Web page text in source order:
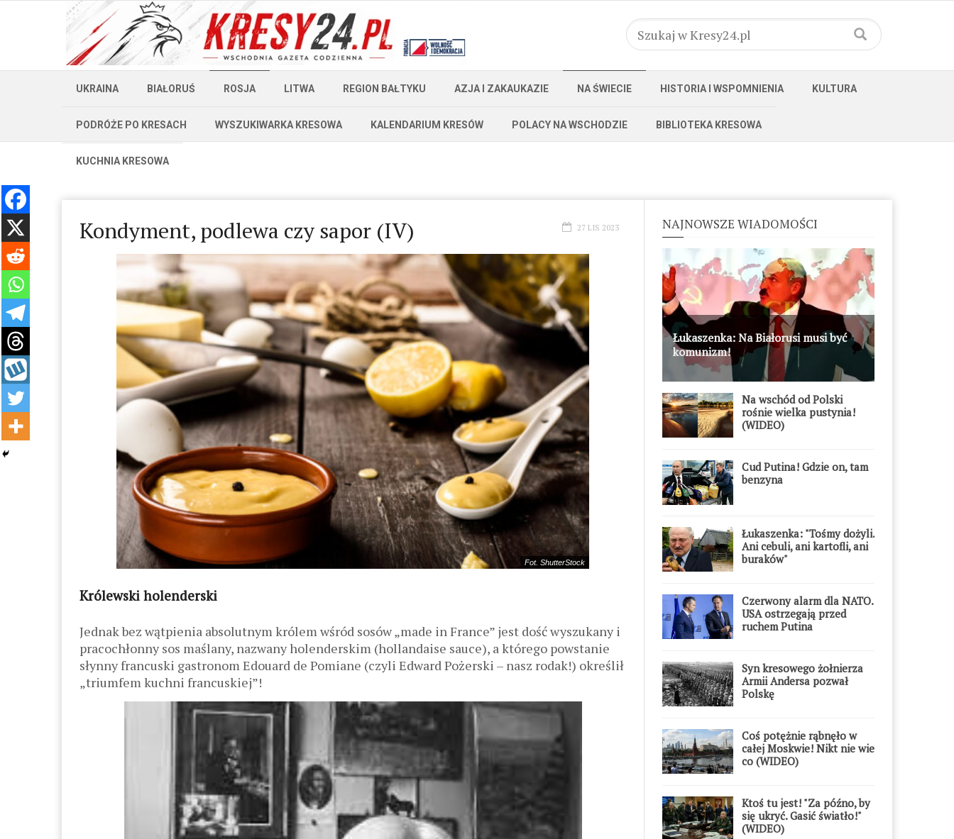
UKRAINA BIAŁORUŚ ROSJA LITWA REGION BAŁTYKU AZJA I ZAKAUKAZIE NA ŚWIECIE HISTORIA I WSPOMNIENIA KULTURA
PODRÓŻE PO KRESACH WYSZUKIWARKA KRESOWA KALENDARIUM KRESÓW POLACY NA WSCHODZIE BIBLIOTEKA KRESOWA
KUCHNIA KRESOWA
Kondyment, podlewa czy sapor (IV) 27 LIS 2023
Fot. ShutterStock
Królewski holenderski
Jednak bez wątpienia absolutnym królem wśród sosów „made in France” jest dość wyszukany i
pracochłonny sos maślany, nazwany holenderskim (hollandaise sauce), a którego powstanie
słynny francuski gastronom Edouard de Pomiane (czyli Edward Pożerski – nasz rodak!) określił
„triumfem kuchni francuskiej”!
NAJNOWSZE WIADOMOŚCI
Łukaszenka: Na Białorusi musi być
komunizm!
Na wschód od Polski
rośnie wielka pustynia!
(WIDEO)
Cud Putina! Gdzie on, tam
benzyna
Łukaszenka: "Tośmy dożyli.
Ani cebuli, ani kartofli, ani
buraków"
Czerwony alarm dla NATO.
USA ostrzegają przed
ruchem Putina
Syn kresowego żołnierza
Armii Andersa pozwał
Polskę
Coś potężnie rąbnęło w
całej Moskwie! Nikt nie wie
co (WIDEO)
Ktoś tu jest! "Za późno, by
się ukryć. Gasić światło!"
(WIDEO)